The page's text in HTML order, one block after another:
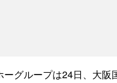
ーグループは24日、大阪